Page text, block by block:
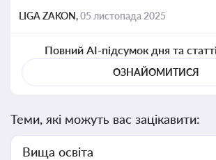
LIGA ZAKON,05 листопада 2025
Повний AI-підсумок дня та
ОЗНАЙОМИТИСЯ
Теми, які можуть вас зацікавити:
Вища освіта